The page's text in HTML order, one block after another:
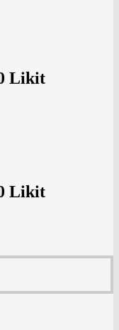
Likit
Likit